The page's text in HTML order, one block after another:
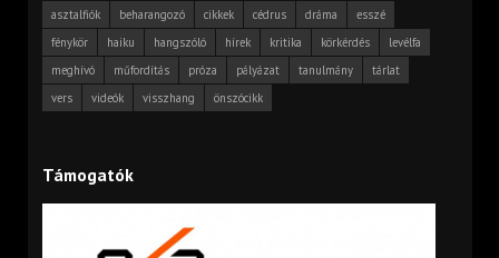
asztalfiók beharangozó cikkek cédrus dráma
esszé
fénykör
haiku hangszóló hírek kritika körkérdés
levélfa
meghívó
műfordítás próza pályázat tanulmány
tárlat
vers
videók visszhang önszócikk
Támogatók